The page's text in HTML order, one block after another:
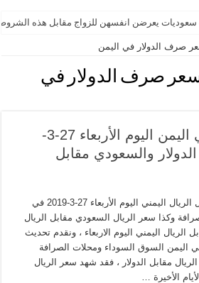
سعوديات يعرضن انفسهن للزواج مقابل هذه
صرف الدولار في اليمن
صرف الدولار في
اسعار العملات في اليمن اليوم الأربعاء 27-3-
الدولار والسعودي مقابل
نقدم لكم سعر الدولار مقابل الريال اليمني اليوم الأربعاء 27-3-2019 في
وكذا سعر الريال السعودي مقابل الريال
الريال اليمني اليوم الاربعاء ، ونقدم تحديث
السوق السوداء ومحلات الصرافة
مقابل الدولار ، فقد شهد سعر الريال
الأخيرة …